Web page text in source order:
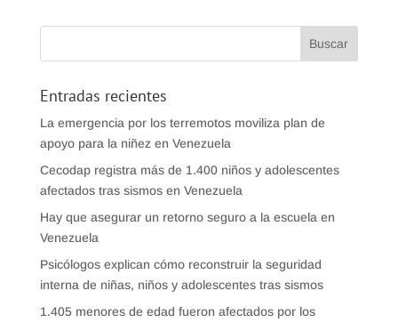
Entradas recientes
La emergencia por los terremotos moviliza plan de
apoyo para la niñez en Venezuela
Cecodap registra más de 1.400 niños y adolescentes
afectados tras sismos en Venezuela
Hay que asegurar un retorno seguro a la escuela en
Venezuela
Psicólogos explican cómo reconstruir la seguridad
interna de niñas, niños y adolescentes tras sismos
1.405 menores de edad fueron afectados por los